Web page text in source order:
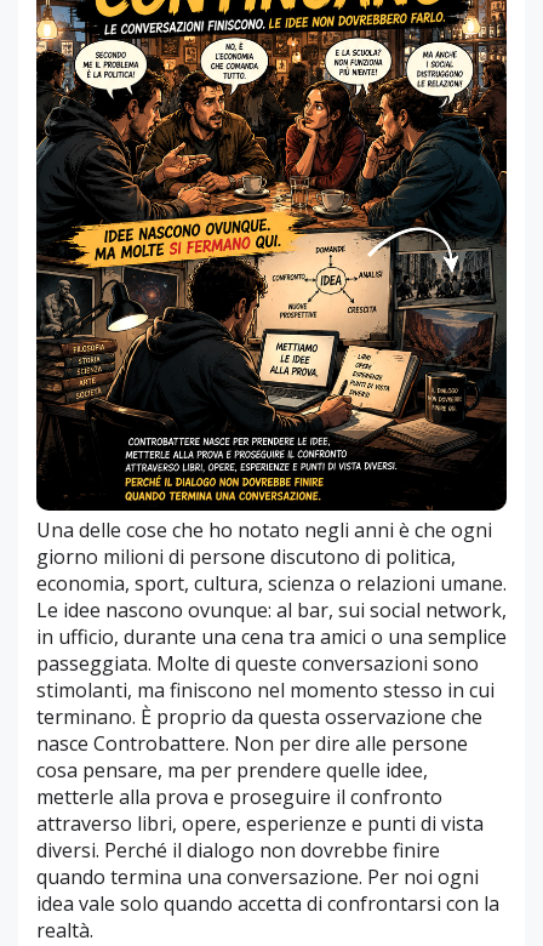
Una delle cose che ho notato negli anni è che ogni
giorno milioni di persone discutono di politica,
economia, sport, cultura, scienza o relazioni umane.
Le idee nascono ovunque: al bar, sui social network,
in ufficio, durante una cena tra amici o una semplice
passeggiata. Molte di queste conversazioni sono
stimolanti, ma finiscono nel momento stesso in cui
terminano. È proprio da questa osservazione che
nasce Controbattere. Non per dire alle persone
cosa pensare, ma per prendere quelle idee,
metterle alla prova e proseguire il confronto
attraverso libri, opere, esperienze e punti di vista
diversi. Perché il dialogo non dovrebbe finire
quando termina una conversazione. Per noi ogni
idea vale solo quando accetta di confrontarsi con la
realtà.